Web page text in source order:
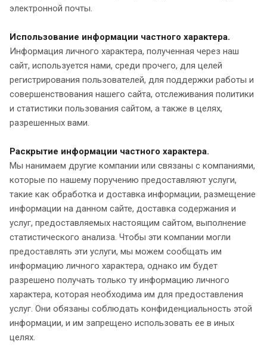
электронной почты.
Использование информации частного характера.
Информация личного характера, полученная через наш
сайт, используется нами, среди прочего, для целей
регистрирования пользователей, для поддержки работы и
совершенствования нашего сайта, отслеживания политики
и статистики пользования сайтом, а также в целях,
разрешенных вами.
Раскрытие информации частного характера.
Мы нанимаем другие компании или связаны с компаниями,
которые по нашему поручению предоставляют услуги,
такие как обработка и доставка информации, размещение
информации на данном сайте, доставка содержания и
услуг, предоставляемых настоящим сайтом, выполнение
статистического анализа. Чтобы эти компании могли
предоставлять эти услуги, мы можем сообщать им
информацию личного характера, однако им будет
разрешено получать только ту информацию личного
характера, которая необходима им для предоставления
услуг. Они обязаны соблюдать конфиденциальность этой
информации, и им запрещено использовать ее в иных
целях.